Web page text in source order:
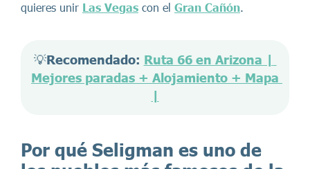
quieres unir Las Vegas con el Gran Cañón.
💡Recomendado: Ruta 66 en Arizona |
Mejores paradas + Alojamiento + Mapa
|
Por qué Seligman es uno de